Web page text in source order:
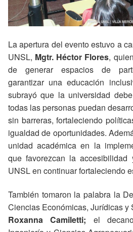
La apertura del evento estuvo a
UNSL, Mgtr. Héctor Flores,
de generar espacios de
garantizar una educación
subrayó que la universidad
todas las personas puedan
sin barreras, fortaleciendo
igualdad de oportunidades.
unidad académica en la
que favorezcan la
UNSL en continuar fortaleciendo
También tomaron la palabra la
Ciencias Económicas, Jurídicas y
Roxanna Camiletti; el